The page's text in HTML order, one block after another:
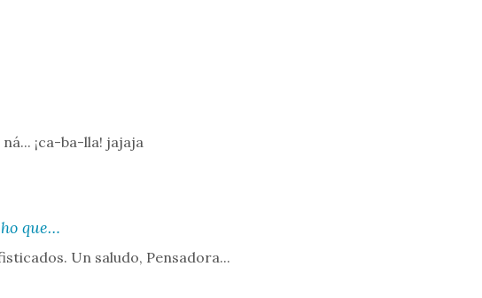
¡ca-ba-lla! jajaja
que…
Un saludo, Pensadora...